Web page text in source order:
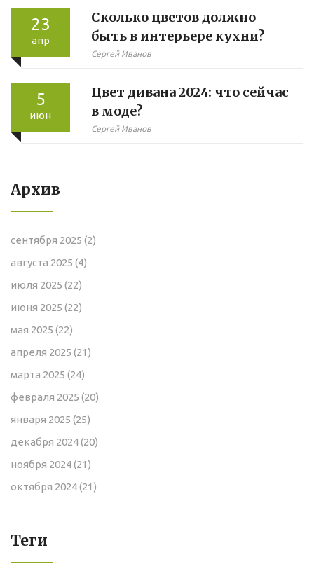
новый уровень ТБ
23
апр
Сколько цветов должно
быть в интерьере кухни?
Сергей Иванов
5
июн
Цвет дивана 2024: что сейчас
в моде?
Сергей Иванов
Архив
сентября 2025 (2)
августа 2025 (4)
июля 2025 (22)
июня 2025 (22)
мая 2025 (22)
апреля 2025 (21)
марта 2025 (24)
февраля 2025 (20)
января 2025 (25)
декабря 2024(20)
ноября 2024(21)
октября 2024(21)
Теги